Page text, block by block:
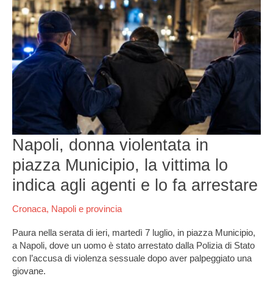
Napoli, donna violentata in
piazza Municipio, la vittima lo
indica agli agenti e lo fa arrestare
Cronaca, Napoli e provincia
Paura nella serata di ieri, martedì 7 luglio, in piazza Municipio,
a Napoli, dove un uomo è stato arrestato dalla Polizia di Stato
con l’accusa di violenza sessuale dopo aver palpeggiato una
giovane.
in
piazza
Municipio,
la
vittima
lo
indica
agenti
e
lo
fa
arrestare